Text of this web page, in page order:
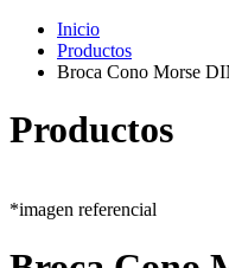
Inicio
Productos
Broca Cono Morse
Productos
*imagen referencial